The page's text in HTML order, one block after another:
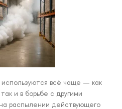
всё чаще — как
, так и в борьбе с другими
распылении действующего